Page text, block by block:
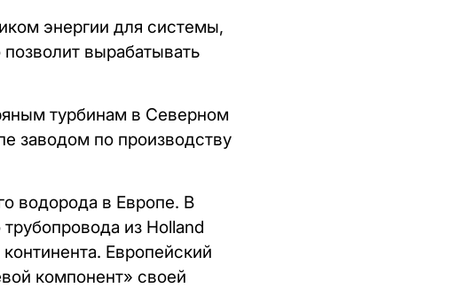
энергии для системы,
вырабатывать
турбинам в Северном
заводом по производству
водорода в Европе. В
из Holland
Европейский
компонент» своей